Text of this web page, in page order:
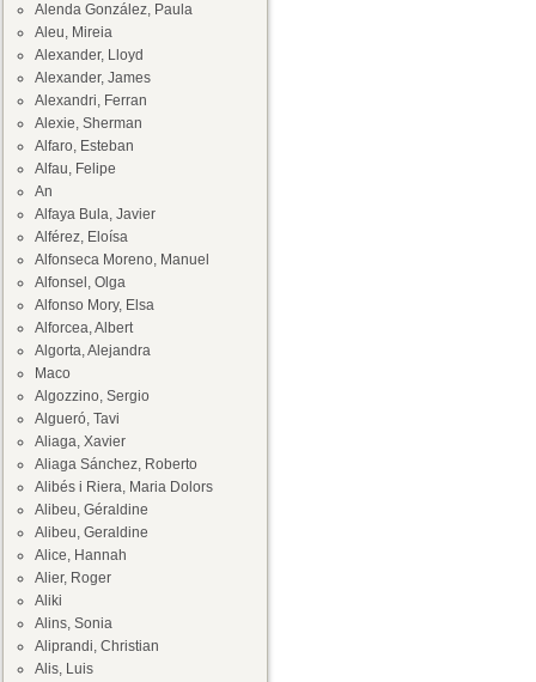
Alenda González, Paula
Aleu, Mireia
Alexander, Lloyd
Alexander, James
Alexandri, Ferran
Alexie, Sherman
Alfaro, Esteban
Alfau, Felipe
An
Alfaya Bula, Javier
Alférez, Eloísa
Alfonseca Moreno, Manuel
Alfonsel, Olga
Alfonso Mory, Elsa
Alforcea, Albert
Algorta, Alejandra
Maco
Algozzino, Sergio
Algueró, Tavi
Aliaga, Xavier
Aliaga Sánchez, Roberto
Alibés i Riera, Maria Dolors
Alibeu, Géraldine
Alibeu, Geraldine
Alice, Hannah
Alier, Roger
Aliki
Alins, Sonia
Aliprandi, Christian
Alis, Luis